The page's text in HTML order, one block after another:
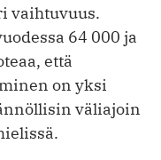
vaihtuvuus.
64 000 ja
että
on yksi
väliajoin